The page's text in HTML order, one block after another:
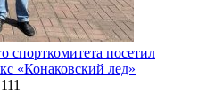
спорткомитета посетил
«Конаковский лед»
111